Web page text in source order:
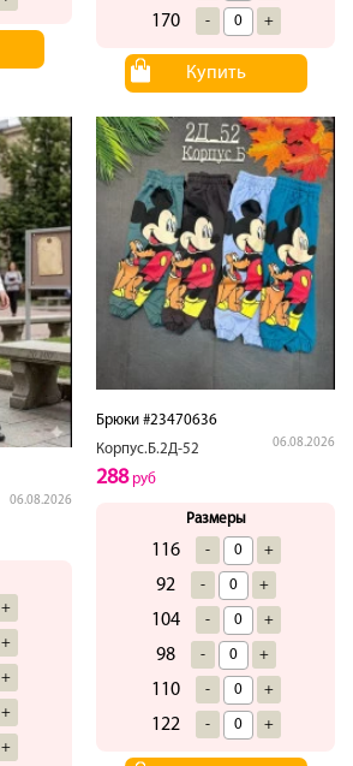
170 - +
Купить
06.08.2026
+
+
+
+
+
Брюки #23470636
Корпус.Б.2Д-52
06.08.2026
288руб
Размеры
116 - +
92 - +
104 - +
98 - +
110 - +
122 - +